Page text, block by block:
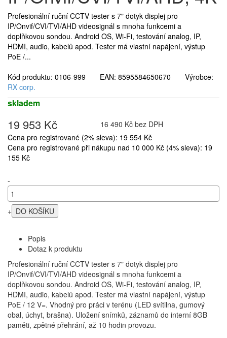
Profesionální ruční CCTV tester s 7" dotyk displej pro
IP/Onvif/CVI/TVI/AHD videosignál s mnoha funkcemi a
doplňkovou sondou. Android OS, Wi-Fi, testování analog, IP,
HDMI, audio, kabelů apod. Tester má vlastní napájení, výstup
PoE /...
Kód produktu: 0106-999 EAN: 8595584650670 Výrobce:
RX corp.
skladem
19 953 Kč
16 490 Kč bez DPH
Cena pro registrované (2% sleva): 19 554 Kč
Cena pro registrované při nákupu nad 10 000 Kč (4% sleva): 19
155 Kč
-
+
Popis
Dotaz k produktu
Profesionální ruční CCTV tester s 7" dotyk displej pro
IP/Onvif/CVI/TVI/AHD videosignál s mnoha funkcemi a
doplňkovou sondou. Android OS, Wi-Fi, testování analog, IP,
HDMI, audio, kabelů apod. Tester má vlastní napájení, výstup
PoE / 12 V=. Vhodný pro práci v terénu (LED svítilna, gumový
obal, úchyt, brašna). Uložení snímků, záznamů do interní 8GB
paměti, zpětné přehrání, až 10 hodin provozu.